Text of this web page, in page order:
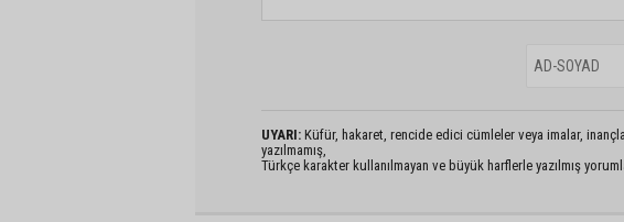
UYARI: Küfür, hakaret, rencide edici cümleler veya imalar,
yazılmamış,
Türkçe karakter kullanılmayan ve büyük harflerle yazılmış